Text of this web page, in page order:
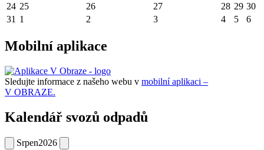
24 25 26 27 28 29 30
31 1 2 3 4 5 6
Mobilní aplikace
Sledujte informace z našeho webu v mobilní aplikaci –
V OBRAZE.
Kalendář svozů odpadů
Srpen2026